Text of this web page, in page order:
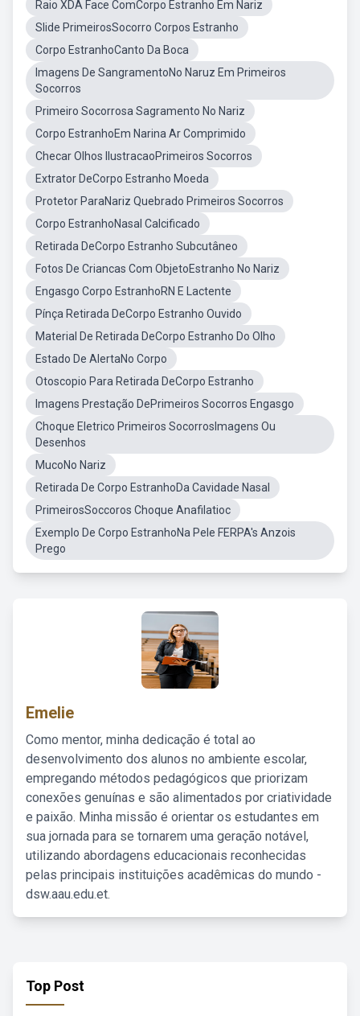
Raio XDA Face ComCorpo Estranho Em Nariz
Slide PrimeirosSocorro Corpos Estranho
Corpo EstranhoCanto Da Boca
Imagens De SangramentoNo Naruz Em Primeiros
Socorros
Primeiro Socorrosa Sagramento No Nariz
Corpo EstranhoEm Narina Ar Comprimido
Checar Olhos IlustracaoPrimeiros Socorros
Extrator DeCorpo Estranho Moeda
Protetor ParaNariz Quebrado Primeiros Socorros
Corpo EstranhoNasal Calcificado
Retirada DeCorpo Estranho Subcutâneo
Fotos De Criancas Com ObjetoEstranho No Nariz
Engasgo Corpo EstranhoRN E Lactente
Pínça Retirada DeCorpo Estranho Ouvido
Material De Retirada DeCorpo Estranho Do Olho
Estado De AlertaNo Corpo
Otoscopio Para Retirada DeCorpo Estranho
Imagens Prestação DePrimeiros Socorros Engasgo
Choque Eletrico Primeiros SocorrosImagens Ou
Desenhos
MucoNo Nariz
Retirada De Corpo EstranhoDa Cavidade Nasal
PrimeirosSoccoros Choque Anafilatioc
Exemplo De Corpo EstranhoNa Pele FERPA's Anzois
Prego
Emelie
Como mentor, minha dedicação é total ao
desenvolvimento dos alunos no ambiente escolar,
empregando métodos pedagógicos que priorizam
conexões genuínas e são alimentados por criatividade
e paixão. Minha missão é orientar os estudantes em
sua jornada para se tornarem uma geração notável,
utilizando abordagens educacionais reconhecidas
pelas principais instituições acadêmicas do mundo -
dsw.aau.edu.et.
Top Post